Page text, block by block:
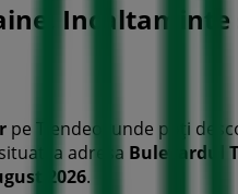
Incaltaminte
pe Tiendeo, unde poți
la adresa Bulevardul
2026.